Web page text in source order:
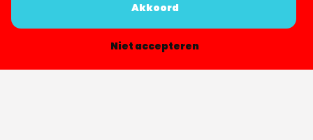
Contact
Privacy verklaring
Algemene voorwaarden
LinkedIn
Akkoord
Niet accepteren